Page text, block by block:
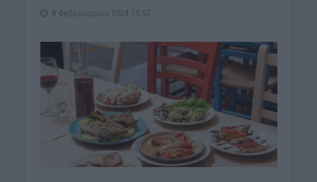
8 Φεβρουαρίου 2024 15:57